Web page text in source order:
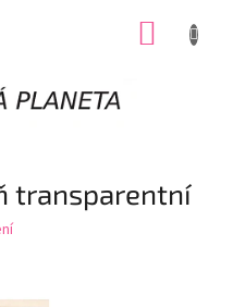
transparentní